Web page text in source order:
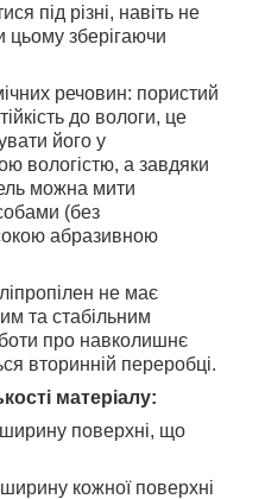
під різні, навіть не
цьому зберігаючи
речовин: пористий
до вологи, це
його у
вологістю, а завдяки
можна мити
(без
абразивною
не має
та стабільним
про навколишнє
вторинній переробці.
матеріалу:
поверхні, що
кожної поверхні